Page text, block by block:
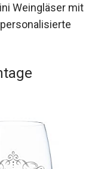
Weingläser mit